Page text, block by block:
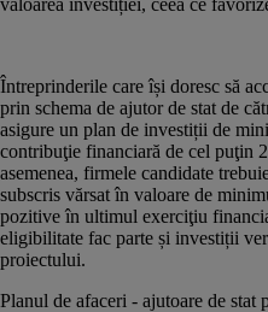
Întreprinderile care își doresc să
prin schema de ajutor de stat de
asigure un plan de investiții de
contribuţie financiară de cel puţin
asemenea, firmele candidate
subscris vărsat în valoare de
pozitive în ultimul exerciţiu
eligibilitate fac parte și investiții
proiectului.
Planul de afaceri - ajutoare de stat